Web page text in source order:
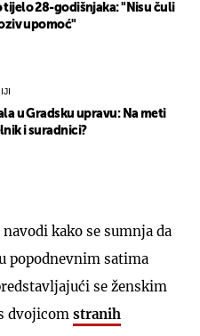
tijelo 28-godišnjaka: "Nisu čuli
upomoć"
u Gradsku upravu: Na meti
i suradnici?
kako se sumnja da
popodnevnim satima
se ženskim
dvojicom stranih